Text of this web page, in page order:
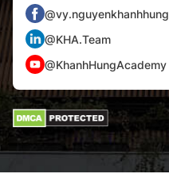
@vy.nguyenkhanhhung
@KHA.Team
@KhanhHungAcademy